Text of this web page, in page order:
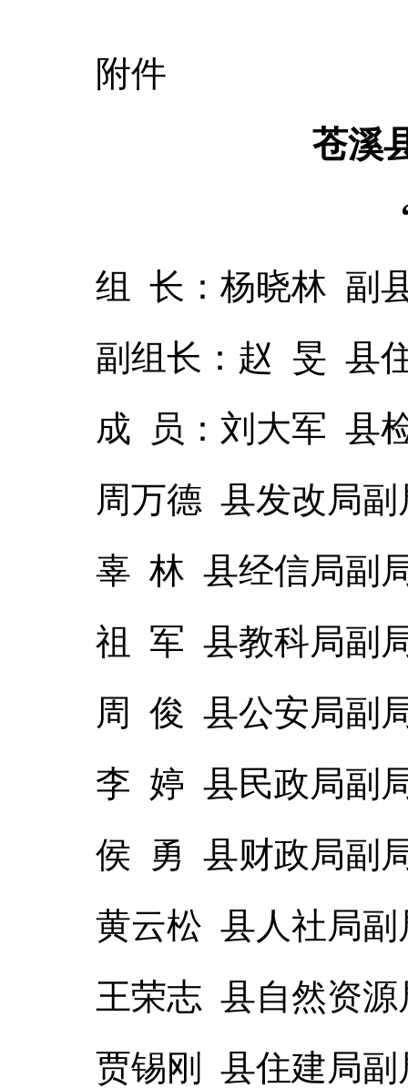
附件
苍溪
组 长：杨晓林 副
副组长：赵 旻 县
成 员：刘大军 县
周万德 县发改局副
辜 林 县经信局副
祖 军 县教科局副
周 俊 县公安局副
李 婷 县民政局副
侯 勇 县财政局副
黄云松 县人社局副
王荣志 县自然资源
贾锡刚 县住建局副